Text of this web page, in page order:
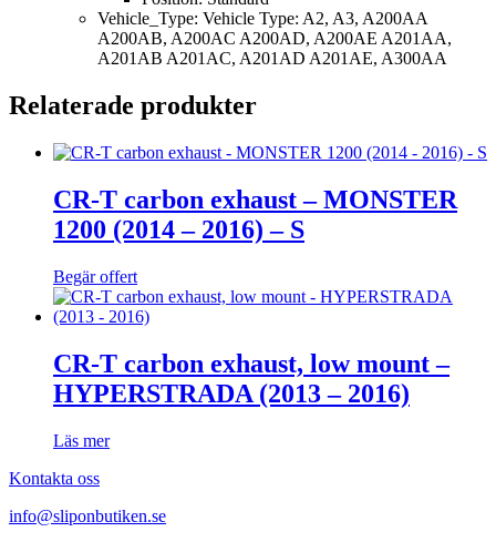
Vehicle_Type: Vehicle Type: A2, A3, A200AA
A200AB, A200AC A200AD, A200AE A201AA,
A201AB A201AC, A201AD A201AE, A300AA
Relaterade produkter
CR-T carbon exhaust – MONSTER
1200 (2014 – 2016) – S
Begär offert
CR-T carbon exhaust, low mount –
HYPERSTRADA (2013 – 2016)
Läs mer
Kontakta oss
info@sliponbutiken.se